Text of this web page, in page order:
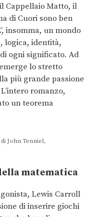
Cappellaio Matto, il
di Cuori sono ben
insomma, un mondo
logica, identità,
ogni significato. Ad
lo stretto
più grande passione
romanzo,
un teorema
John Tenniel,
matematica
Lewis Carroll
di inserire giochi